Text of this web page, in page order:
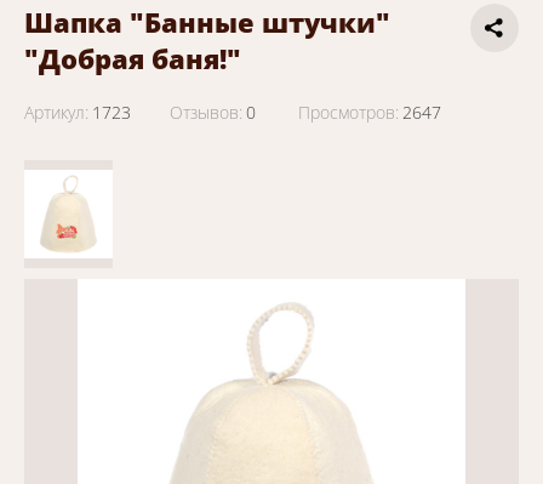
Шапка "Банные штучки"
"Добрая баня!"
Артикул: 1723 Отзывов: 0 Просмотров: 2647